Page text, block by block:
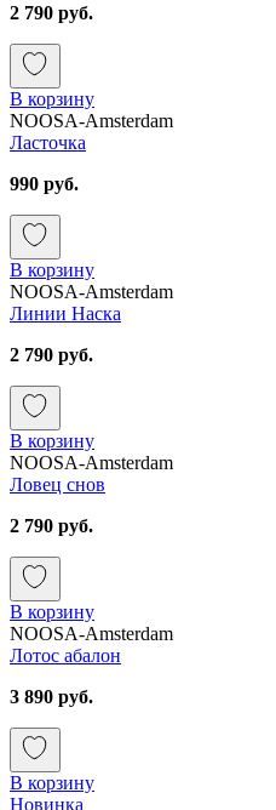
2 790 руб.
В корзину
NOOSA-Amsterdam
Ласточка
990 руб.
В корзину
NOOSA-Amsterdam
Линии Наска
2 790 руб.
В корзину
NOOSA-Amsterdam
Ловец снов
2 790 руб.
В корзину
NOOSA-Amsterdam
Лотос абалон
3 890 руб.
В корзину
Новинка